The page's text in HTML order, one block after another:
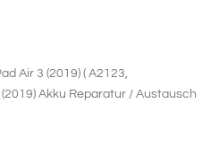
Air 3 (2019) ( A2123,
Akku Reparatur / Austausch